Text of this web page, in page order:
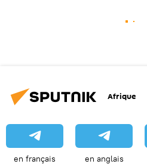
Afrique
en français en anglais